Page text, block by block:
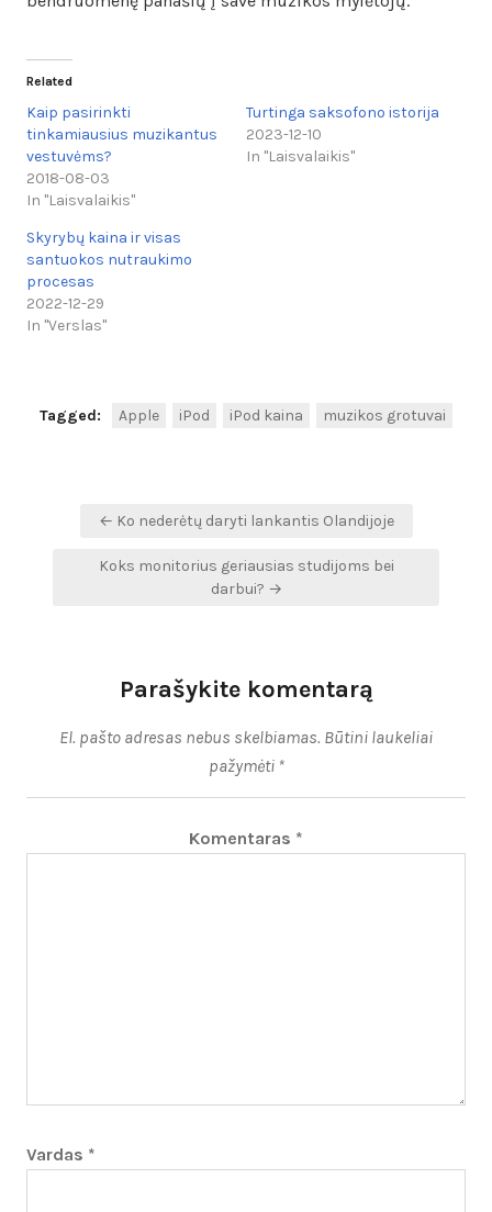
Related
Kaip pasirinkti
tinkamiausius muzikantus
vestuvėms?
2018-08-03
In "Laisvalaikis"
Turtinga saksofono istorija
2023-12-10
In "Laisvalaikis"
Skyrybų kaina ir visas
santuokos nutraukimo
procesas
2022-12-29
In "Verslas"
Tagged: Apple iPod iPod kaina muzikos grotuvai
Navigacija
įrašų
← Ko nederėtų daryti lankantis Olandijoje
Koks monitorius geriausias studijoms bei
darbui? →
Parašykite komentarą
El. pašto adresas nebus skelbiamas. Būtini laukeliai
pažymėti *
Komentaras *
Vardas *